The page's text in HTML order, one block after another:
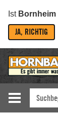
Ist Bornheim
JA, RICHTIG